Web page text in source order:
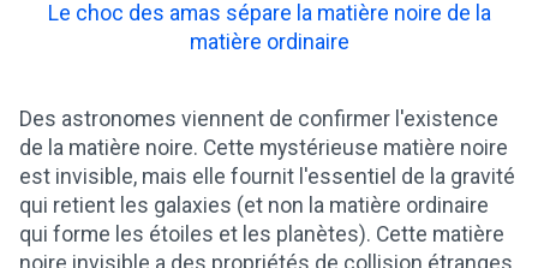
Le choc des amas sépare la matière noire de la
matière ordinaire
Des astronomes viennent de confirmer l'existence
de la matière noire. Cette mystérieuse matière noire
est invisible, mais elle fournit l'essentiel de la gravité
qui retient les galaxies (et non la matière ordinaire
qui forme les étoiles et les planètes). Cette matière